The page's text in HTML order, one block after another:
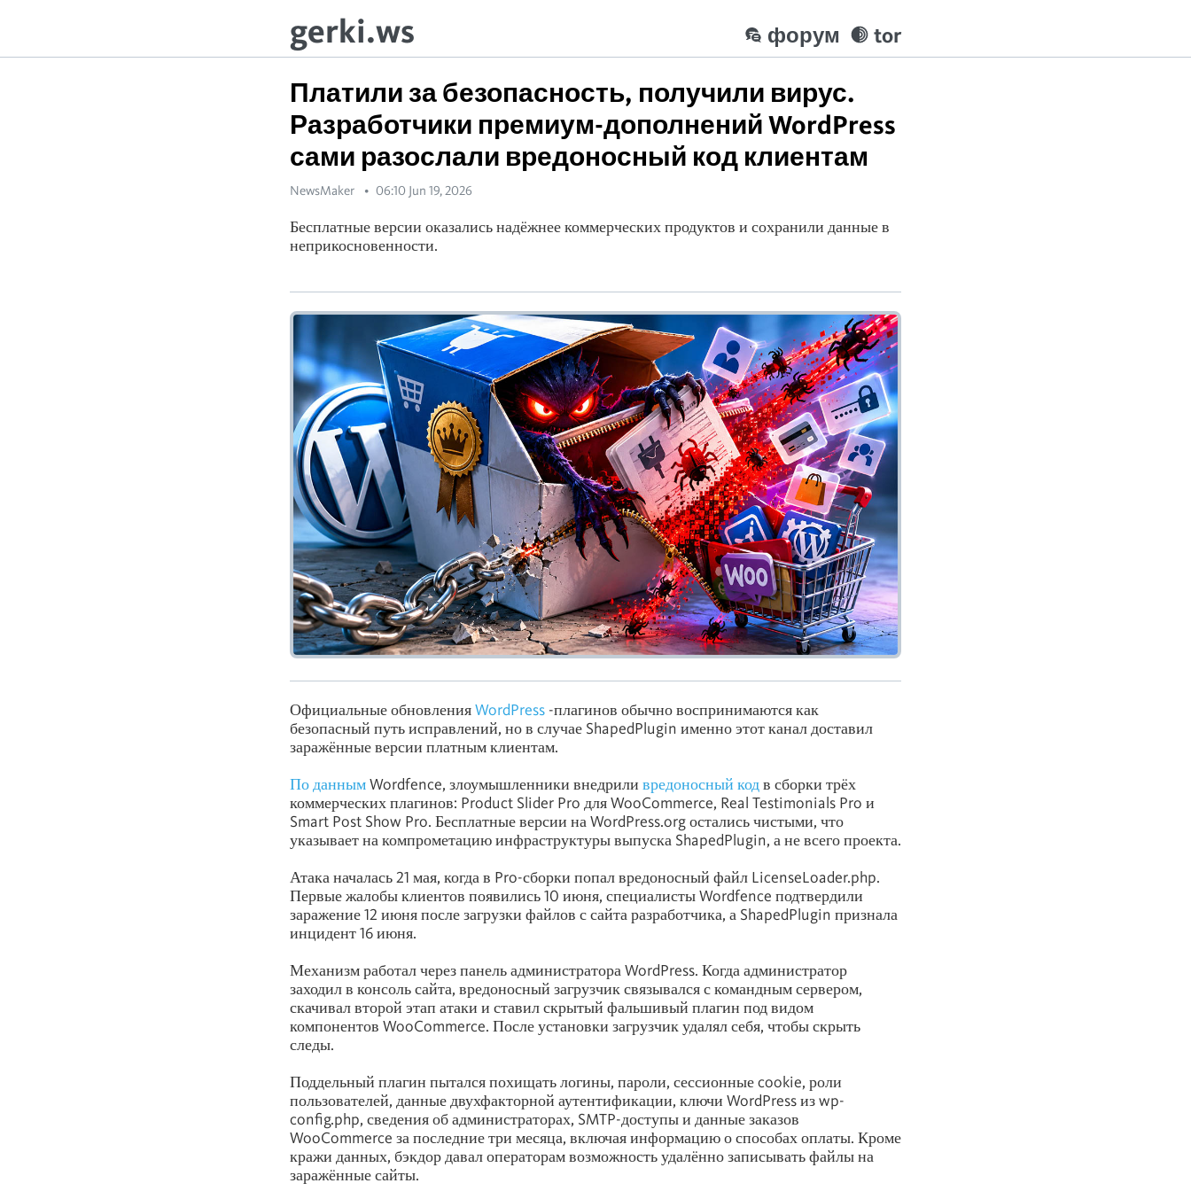
gerki.ws tor
форум
Платили за безопасность, получили вирус.
Разработчики премиум-дополнений WordPress
сами разослали вредоносный код клиентам
NewsMaker 06:10 Jun 19, 2026
Бесплатные версии оказались надёжнее коммерческих продуктов и сохранили данные в
неприкосновенности.
Официальные обновленияWordPress -плагинов обычно воспринимаются как
безопасный путь исправлений, но в случае ShapedPlugin именно этот канал доставил
заражённые версии платным клиентам.
По даннымWordfence, злоумышленники внедрили вредоносный кодв сборки трёх
коммерческих плагинов: Product Slider Pro для WooCommerce, Real Testimonials Pro и
Smart Post Show Pro. Бесплатные версии на WordPress.org остались чистыми, что
указывает на компрометацию инфраструктуры выпуска ShapedPlugin, а не всего проекта.
Атака началась 21 мая, когда в Pro-сборки попал вредоносный файл LicenseLoader.php.
Первые жалобы клиентов появились 10 июня, специалисты Wordfence подтвердили
заражение 12 июня после загрузки файлов с сайта разработчика, а ShapedPlugin признала
инцидент 16 июня.
Механизм работал через панель администратора WordPress. Когда администратор
заходил в консоль сайта, вредоносный загрузчик связывался с командным сервером,
скачивал второй этап атаки и ставил скрытый фальшивый плагин под видом
компонентов WooCommerce. После установки загрузчик удалял себя, чтобы скрыть
следы.
Поддельный плагин пытался похищать логины, пароли, сессионные cookie, роли
пользователей, данные двухфакторной аутентификации, ключи WordPress из wp-
config.php, сведения об администраторах, SMTP-доступы и данные заказов
WooCommerce за последние три месяца, включая информацию о способах оплаты. Кроме
кражи данных, бэкдор давал операторам возможность удалённо записывать файлы на
заражённые сайты.